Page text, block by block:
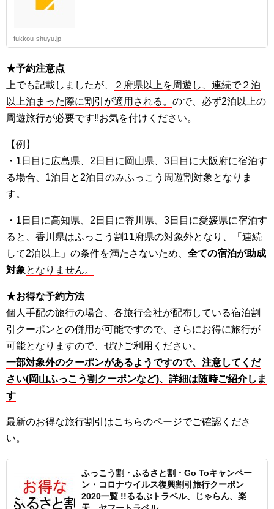
fukkou-shuyu.jp
★予約注意点
上でも記載しましたが、
２府県以上を周遊し、連続で２泊
以上泊まった際に割引が適用される。 ので、必ず2泊以上の
周遊旅行が必要です!!お気を付けください。
【例】
・1日目に広島県、2日目に岡山県、3日目に大阪府に宿泊す
る場合、1泊目と2泊目のみふっこう周遊割対象となりま
す。
・1日目に高知県、2日目に香川県、3日目に愛媛県に宿泊す
ると、香川県はふっこう割11府県の対象外となり、「連続
して2泊以上」の条件を満たさないため、 全ての宿泊が助成
対象となりません。
★お得な予約方法
個人手配の旅行の場合、各旅行会社が配布している宿泊割
引クーポンとの併用が可能ですので、さらにお得に旅行が
可能となりますので、ぜひご利用ください。
一部対象外のクーポンがあるようですので、注意してくだ
さい(岡山ふっこう割クーポンなど)、詳細は随時ご紹介しま
す
最新のお得な旅行割引はこちらのページでご確認くださ
い。
ふっこう割・ふるさと割・Go Toキャンペー
ン・コロナウイルス復興割引旅行クーポン
2020一覧 !!るるぶトラベル、じゃらん、楽